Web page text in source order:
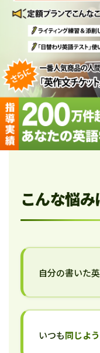
こんな悩
自分の書いた
いつも同じよ